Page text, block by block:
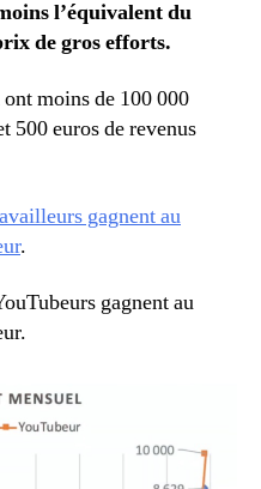
l’équivalent du
de gros efforts.
moins de 100 000
500 euros de revenus
gagnent au
.
gagnent au